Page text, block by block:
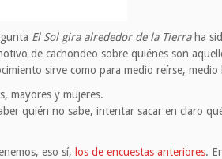
El Sol gira alrededor de la Tierraha
de cachondeo sobre quiénes son
sirve como para medio reírse, medio
mayores y mujeres.
quién no sabe, intentar sacar en claro
eso sí, los de encuestas anteriores.